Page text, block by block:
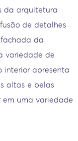
da arquitetura
de detalhes
da
variedade de
interior apresenta
altas e belas
uma variedade